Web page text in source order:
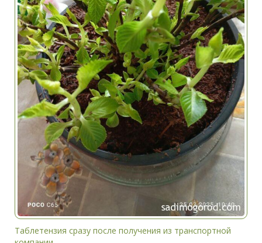
Таблетензия сразу после получения из транспортной